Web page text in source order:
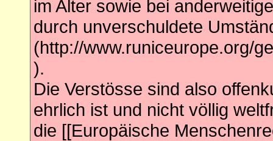
im Alter sowie bei
durch unverschuldete
(http://www.runiceurope.org/
).
Die Verstösse sind also
ehrlich ist und nicht völlig
die [[Europäische